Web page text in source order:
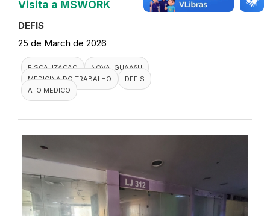
Visita a MSWORK
DEFIS
25 de March de 2026
FISCALIZACAO
NOVA IGUAÃ§U
MEDICINA DO TRABALHO
DEFIS
ATO MEDICO